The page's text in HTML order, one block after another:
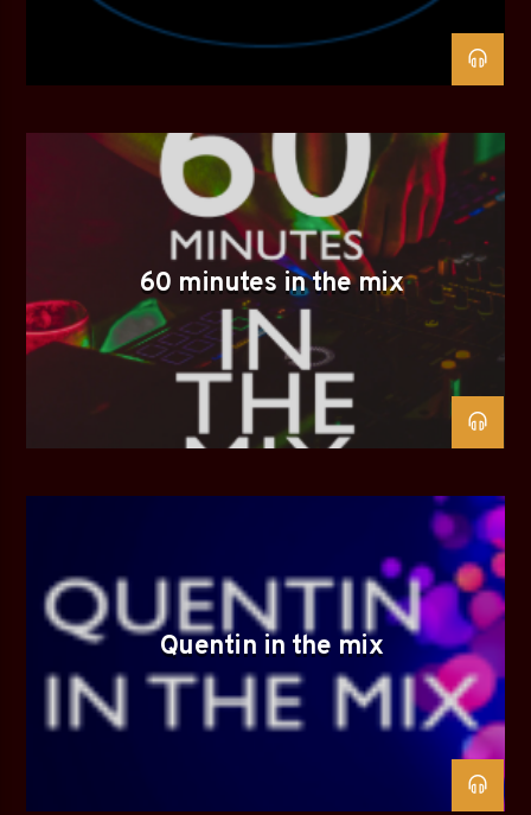
60 minutes in the mix
Quentin in the mix